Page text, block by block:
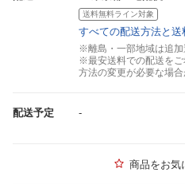
送料無料ライン対象
すべての配送方法と送
※離島・一部地域は追加
※最安送料での配送をご
方法の変更が必要な場合
配送予定 -
商品をお気